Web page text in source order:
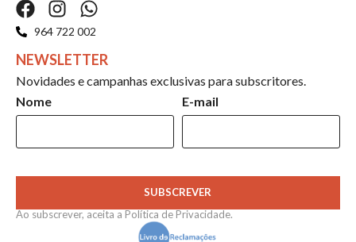
964 722 002
NEWSLETTER
Novidades e campanhas exclusivas para subscritores.
Nome
E-mail
SUBSCREVER
Ao subscrever, aceita a Política de Privacidade.